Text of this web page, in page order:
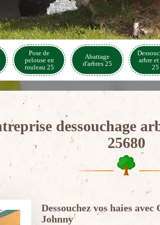
Pose de
pelouse en
rouleau 25
Abattage
d'arbres 25
arbre
25
dessouchage
25680
Dessouchez vos haies
Johnny